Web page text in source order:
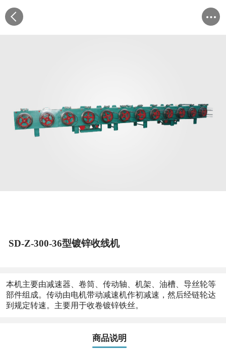
SD-Z-300-36型镀锌收线机
本机主要由减速器、卷筒、传动轴、机架、油槽、导丝轮等
部件组成。传动由电机带动减速机作初减速，然后经链轮达
到规定转速。主要用于收卷镀锌铁丝。
商品说明